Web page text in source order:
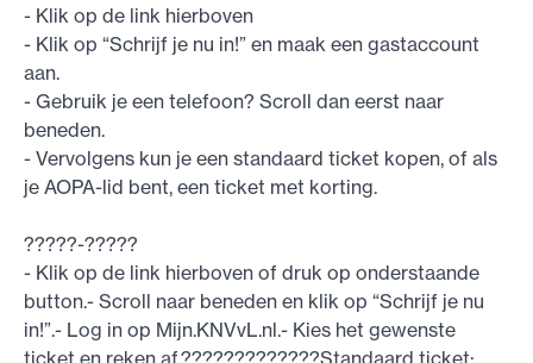
- Klik op de link hierboven
- Klik op “Schrijf je nu in!” en maak een gastaccount
aan.
- Gebruik je een telefoon? Scroll dan eerst naar
beneden.
- Vervolgens kun je een standaard ticket kopen, of als
je AOPA-lid bent, een ticket met korting.
?????-?????
- Klik op de link hierboven of druk op onderstaande
button.- Scroll naar beneden en klik op “Schrijf je nu
in!”.- Log in op Mijn.KNVvL.nl.- Kies het gewenste
ticket en reken af.?????????????Standaard ticket: